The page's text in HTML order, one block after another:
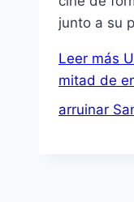
junto a su
Leer más
mitad de
arruinar